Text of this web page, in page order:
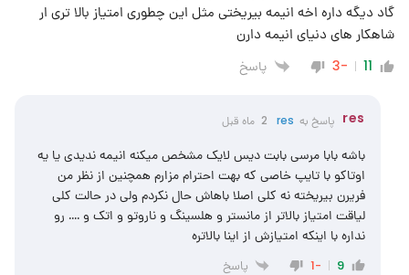
گاد دیگه داره اخه انیمه بیریختی مثل این چطوری امتیاز بالا تری ار
شاهکار های دنیای انیمه دارن
11
-3 پاسخ
res پاسخ به res 2 ماه قبل
باشه بابا مرسی بابت دیس لایک مشخص میکنه انیمه ندیدی یا یه
اوتاکو با تایپ خاصی که بهت احترام مزارم همچنین از نظر من
فریرن بیریخته نه کلی اصلا باهاش حال نکردم ولی در حالت کلی
لیاقت امتیاز بالاتر از مانستر و هلسینگ و ناروتو و اتک و …. رو
نداره با اینکه امتیازش از اینا بالاتره
9
-1 پاسخ